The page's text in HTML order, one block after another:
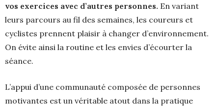
vos exercices avec d’autres personnes. En variant
leurs parcours au fil des semaines, les coureurs et
cyclistes prennent plaisir à changer d’environnement.
On évite ainsi la routine et les envies d’écourter la
séance.
L’appui d’une communauté composée de personnes
motivantes est un véritable atout dans la pratique